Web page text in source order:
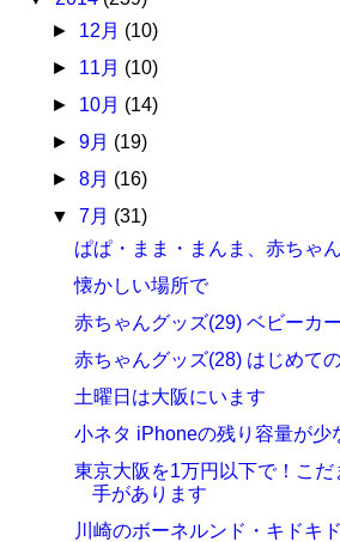
► 12月 (10)
► 11月 (10)
► 10月 (14)
► 9月 (19)
► 8月 (16)
▼ 7月 (31)
ぱぱ・まま・まんま、赤ちゃ
懐かしい場所で
赤ちゃんグッズ(29) ベビーカ
赤ちゃんグッズ(28) はじめて
土曜日は大阪にいます
小ネタ iPhoneの残り容量が少
東京大阪を1万円以下で！こだ
手があります
川崎のボーネルンド・キドキ